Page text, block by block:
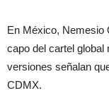
En México, Nemesio
capo del cartel
versiones señalan
CDMX.